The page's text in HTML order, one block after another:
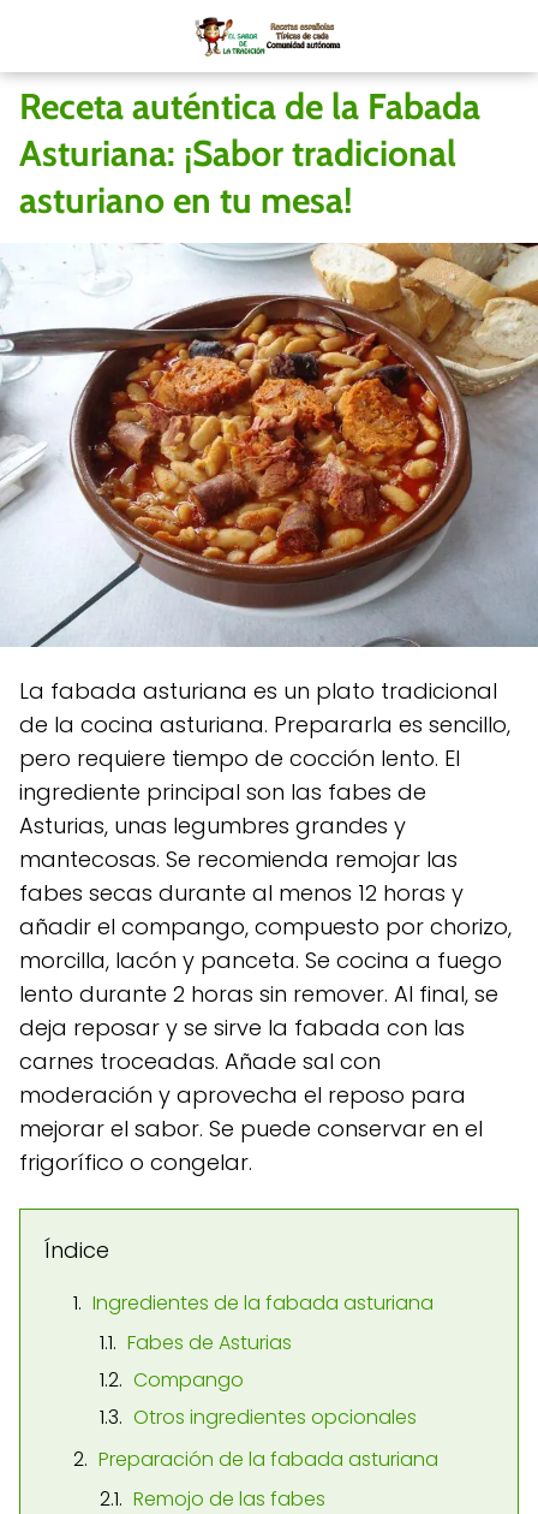
Receta auténtica de la Fabada
Asturiana: ¡Sabor tradicional
asturiano en tu mesa!
La fabada asturiana es un plato tradicional
de la cocina asturiana. Prepararla es sencillo,
pero requiere tiempo de cocción lento. El
ingrediente principal son las fabes de
Asturias, unas legumbres grandes y
mantecosas. Se recomienda remojar las
fabes secas durante al menos 12 horas y
añadir el compango, compuesto por chorizo,
morcilla, lacón y panceta. Se cocina a fuego
lento durante 2 horas sin remover. Al final, se
deja reposar y se sirve la fabada con las
carnes troceadas. Añade sal con
moderación y aprovecha el reposo para
mejorar el sabor. Se puede conservar en el
frigorífico o congelar.
Índice
Ingredientes de la fabada asturiana
Fabes de Asturias
Compango
Otros ingredientes opcionales
Preparación de la fabada asturiana
Remojo de las fabes